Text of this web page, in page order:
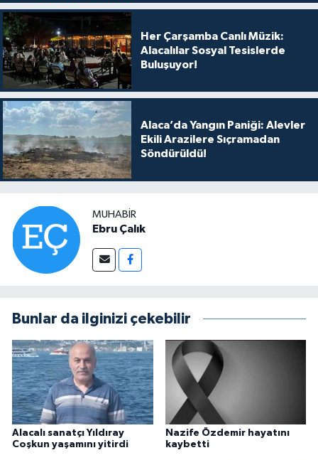
Her Çarşamba Canlı Müzik:
Alacalılar Sosyal Tesislerde
Buluşuyor!
Alaca’da Yangın Paniği: Alevler
Ekili Arazilere Sıçramadan
Söndürüldü!
MUHABIR
Ebru Çalık
Bunlar da ilginizi çekebilir
Alacalı sanatçı Yıldıray
Coşkun yaşamını yitirdi
Nazife Özdemir hayatını
kaybetti